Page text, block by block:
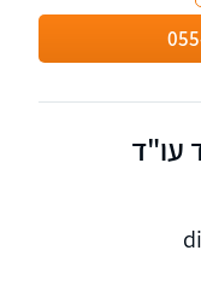
עו"ד